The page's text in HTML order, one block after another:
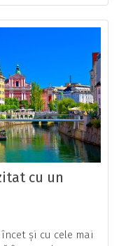
cu un
și cu cele mai